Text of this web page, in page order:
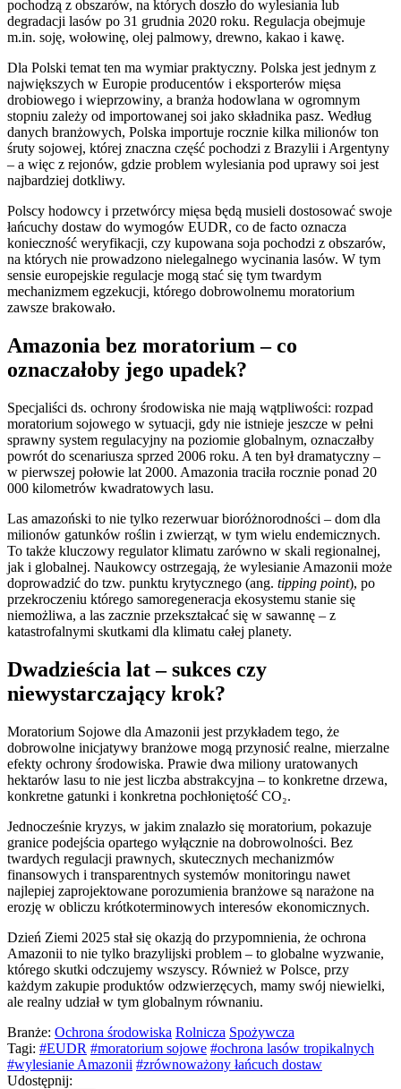
pochodzą z obszarów, na których doszło do wylesiania lub
degradacji lasów po 31 grudnia 2020 roku. Regulacja obejmuje
m.in. soję, wołowinę, olej palmowy, drewno, kakao i kawę.
Dla Polski temat ten ma wymiar praktyczny. Polska jest jednym z
największych w Europie producentów i eksporterów mięsa
drobiowego i wieprzowiny, a branża hodowlana w ogromnym
stopniu zależy od importowanej soi jako składnika pasz. Według
danych branżowych, Polska importuje rocznie kilka milionów ton
śruty sojowej, której znaczna część pochodzi z Brazylii i Argentyny
– a więc z rejonów, gdzie problem wylesiania pod uprawy soi jest
najbardziej dotkliwy.
Polscy hodowcy i przetwórcy mięsa będą musieli dostosować swoje
łańcuchy dostaw do wymogów EUDR, co de facto oznacza
konieczność weryfikacji, czy kupowana soja pochodzi z obszarów,
na których nie prowadzono nielegalnego wycinania lasów. W tym
sensie europejskie regulacje mogą stać się tym twardym
mechanizmem egzekucji, którego dobrowolnemu moratorium
zawsze brakowało.
Amazonia bez moratorium – co
oznaczałoby jego upadek?
Specjaliści ds. ochrony środowiska nie mają wątpliwości: rozpad
moratorium sojowego w sytuacji, gdy nie istnieje jeszcze w pełni
sprawny system regulacyjny na poziomie globalnym, oznaczałby
powrót do scenariusza sprzed 2006 roku. A ten był dramatyczny –
w pierwszej połowie lat 2000. Amazonia traciła rocznie ponad 20
000 kilometrów kwadratowych lasu.
Las amazoński to nie tylko rezerwuar bioróżnorodności – dom dla
milionów gatunków roślin i zwierząt, w tym wielu endemicznych.
To także kluczowy regulator klimatu zarówno w skali regionalnej,
jak i globalnej. Naukowcy ostrzegają, że wylesianie Amazonii może
doprowadzić do tzw. punktu krytycznego (ang. tipping point), po
przekroczeniu którego samoregeneracja ekosystemu stanie się
niemożliwa, a las zacznie przekształcać się w sawannę – z
katastrofalnymi skutkami dla klimatu całej planety.
Dwadzieścia lat – sukces czy
niewystarczający krok?
Moratorium Sojowe dla Amazonii jest przykładem tego, że
dobrowolne inicjatywy branżowe mogą przynosić realne, mierzalne
efekty ochrony środowiska. Prawie dwa miliony uratowanych
hektarów lasu to nie jest liczba abstrakcyjna – to konkretne drzewa,
konkretne gatunki i konkretna pochłoniętość CO₂.
Jednocześnie kryzys, w jakim znalazło się moratorium, pokazuje
granice podejścia opartego wyłącznie na dobrowolności. Bez
twardych regulacji prawnych, skutecznych mechanizmów
finansowych i transparentnych systemów monitoringu nawet
najlepiej zaprojektowane porozumienia branżowe są narażone na
erozję w obliczu krótkoterminowych interesów ekonomicznych.
Dzień Ziemi 2025 stał się okazją do przypomnienia, że ochrona
Amazonii to nie tylko brazylijski problem – to globalne wyzwanie,
którego skutki odczujemy wszyscy. Również w Polsce, przy
każdym zakupie produktów odzwierzęcych, mamy swój niewielki,
ale realny udział w tym globalnym równaniu.
Branże: Ochrona środowiska Rolnicza Spożywcza
Tagi: #EUDR #moratorium sojowe #ochrona lasów tropikalnych
#wylesianie Amazonii #zrównoważony łańcuch dostaw
Udostępnij: